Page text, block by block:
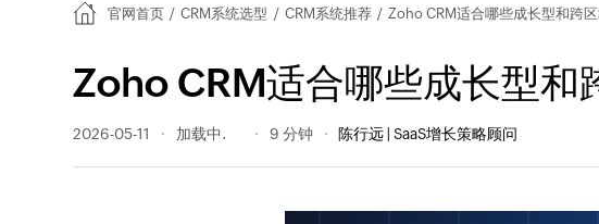
官网首页 / CRM系统选型 / CRM系统推荐 / Zoho CRM适合哪些成长型和跨
Zoho CRM适合哪些成长型和
2026-05-11 49 阅读量 9 分钟 陈行远 | SaaS增长策略顾问